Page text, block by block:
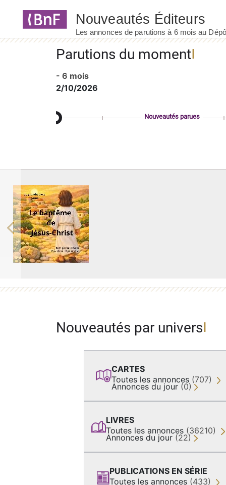
Parutions du moment
- 6 mois
2/10/2026
Nouveautés parues
Previous
Nouveautés par univers
CARTES
Toutes les annonces (707)
Annonces du jour (0)
LIVRES
Toutes les annonces (36210)
Annonces du jour (22)
PUBLICATIONS EN SÉRIE
Toutes les annonces (433)